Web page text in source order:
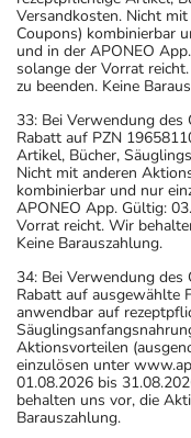
Versandkosten. Nicht
Coupons) kombinierbar
und in der APONEO
solange der Vorrat
zu beenden. Keine
33: Bei Verwendung des
Rabatt auf PZN
Artikel, Bücher,
Nicht mit anderen
kombinierbar und nur
APONEO App. Gültig:
Vorrat reicht. Wir
Keine Barauszahlung.
34: Bei Verwendung
Rabatt auf ausgewählte
anwendbar auf
Aktionsvorteilen
einzulösen unter
01.08.2026 bis
behalten uns vor, die
Barauszahlung.